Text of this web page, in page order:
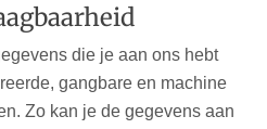
die je aan ons hebt
gangbare en machine
Zo kan je de gegevens aan